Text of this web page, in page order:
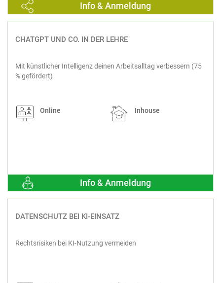
Info & Anmeldung
CHATGPT UND CO. IN DER LEHRE
Mit künstlicher Intelligenz deinen Arbeitsalltag verbessern (75
% gefördert)
Online Inhouse
Info & Anmeldung
DATENSCHUTZ BEI KI-EINSATZ
Rechtsrisiken bei KI-Nutzung vermeiden